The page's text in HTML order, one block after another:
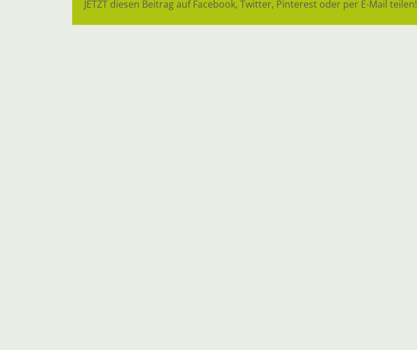
JETZT diesen Beitrag auf Facebook, Twitter, Pinterest oder per E-Mail teilen!